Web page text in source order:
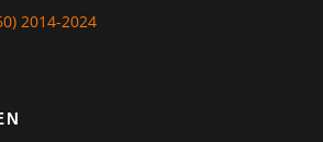
2014-2024